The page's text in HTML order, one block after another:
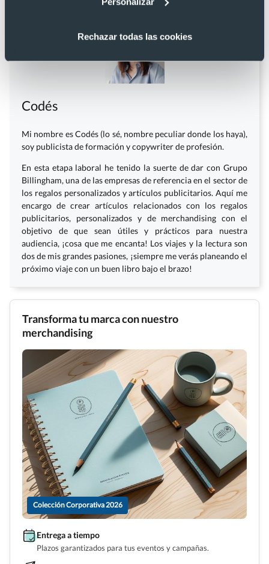
Rechazar todas las cookies
Codés
Mi nombre es Codés (lo sé, nombre peculiar donde los haya),
soy publicista de formación y copywriter de profesión.
En esta etapa laboral he tenido la suerte de dar con Grupo
Billingham, una de las empresas de referencia en el sector de
los regalos personalizados y artículos publicitarios. Aquí me
encargo de crear artículos relacionados con los regalos
publicitarios, personalizados y de merchandising con el
objetivo de que sean útiles y prácticos para nuestra
audiencia, ¡cosa que me encanta! Los viajes y la lectura son
dos de mis grandes pasiones, ¡siempre me verás planeando el
próximo viaje con un buen libro bajo el brazo!
Transforma tu marca con nuestro
merchandising
Colección Corporativa 2026
Entrega a tiempo
Plazos garantizados para tus eventos y campañas.